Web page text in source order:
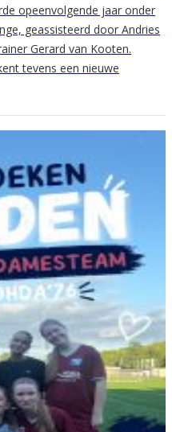
opeenvolgende jaar onder
geassisteerd door Andries
Gerard van Kooten.
tevens een nieuwe